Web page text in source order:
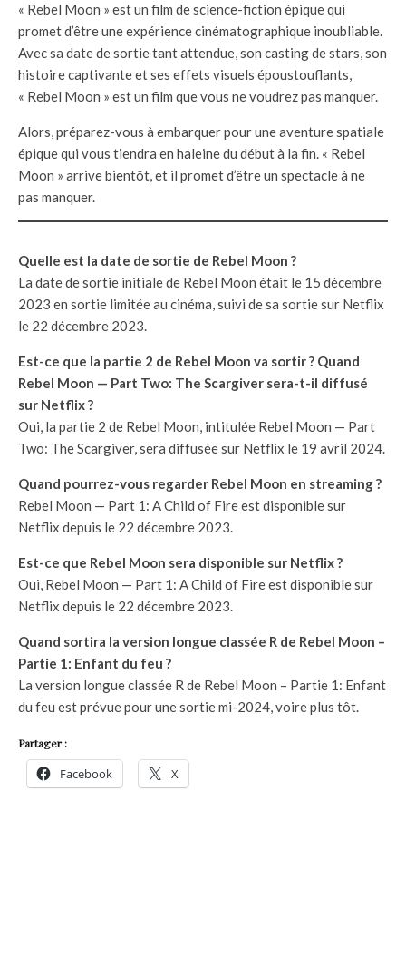
« Rebel Moon » est un film de science-fiction épique qui
promet d’être une expérience cinématographique inoubliable.
Avec sa date de sortie tant attendue, son casting de stars, son
histoire captivante et ses effets visuels époustouflants,
« Rebel Moon » est un film que vous ne voudrez pas manquer.
Alors, préparez-vous à embarquer pour une aventure spatiale
épique qui vous tiendra en haleine du début à la fin. « Rebel
Moon » arrive bientôt, et il promet d’être un spectacle à ne
pas manquer.
Quelle est la date de sortie de Rebel Moon ?
La date de sortie initiale de Rebel Moon était le 15 décembre
2023 en sortie limitée au cinéma, suivi de sa sortie sur Netflix
le 22 décembre 2023.
Est-ce que la partie 2 de Rebel Moon va sortir ? Quand
Rebel Moon — Part Two: The Scargiver sera-t-il diffusé
sur Netflix ?
Oui, la partie 2 de Rebel Moon, intitulée Rebel Moon — Part
Two: The Scargiver, sera diffusée sur Netflix le 19 avril 2024.
Quand pourrez-vous regarder Rebel Moon en streaming ?
Rebel Moon — Part 1: A Child of Fire est disponible sur
Netflix depuis le 22 décembre 2023.
Est-ce que Rebel Moon sera disponible sur Netflix ?
Oui, Rebel Moon — Part 1: A Child of Fire est disponible sur
Netflix depuis le 22 décembre 2023.
Quand sortira la version longue classée R de Rebel Moon –
Partie 1: Enfant du feu ?
La version longue classée R de Rebel Moon – Partie 1: Enfant
du feu est prévue pour une sortie mi-2024, voire plus tôt.
Partager :
Facebook X